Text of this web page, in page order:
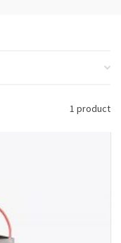
1 product